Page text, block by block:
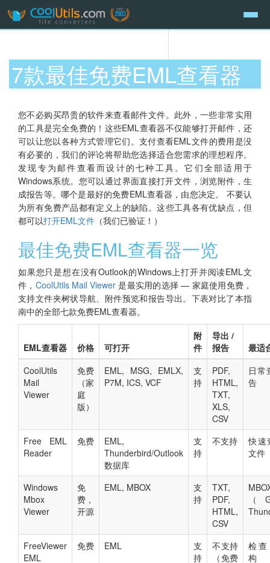
7款最佳免费EML查看器
您不必购买昂贵的软件来查看邮件文件。此外，一些非常实用
的工具是完全免费的！这些EML查看器不仅能够打开邮件，还
可以让您以各种方式管理它们。支付查看EML文件的费用是没
有必要的，我们的评论将帮助您选择适合您需求的理想程序。
发现专为邮件查看而设计的七种工具。它们全部适用于
Windows系统。您可以通过界面直接打开文件，浏览附件，生
成报告等。哪个是最好的免费EML查看器，由您决定。 不要认
为所有免费产品都有定义上的缺陷。这些工具各有优缺点，但
都可以打开EML文件 （我们已验证！）
最佳免费EML查看器一览
如果您只是想在没有Outlook的Windows上打开并阅读EML文
件， CoolUtils Mail Viewer 是最实用的选择 — 家庭使用免费，
支持文件夹树状导航、附件预览和报告导出。下表对比了本指
南中的全部七款免费EML查看器。
EML查看器 价格 可打开
附
件
导出 /
报告
最适
CoolUtils
Mail
Viewer
免费
（家
庭
版）
EML, MSG, EMLX,
P7M, ICS, VCF
支
持
PDF,
HTML,
TXT,
XLS,
CSV
日常
告
Free EML
Reader
免费
EML,
Thunderbird/Outlook
数据库
支
持
不支持
快速
文件
Windows
Mbox
Viewer
免
费，
开源
EML, MBOX
支
持
TXT,
PDF,
HTML,
CSV
（
FreeViewer
EML
免费 EML
支
持
不支持
（免费
检
构